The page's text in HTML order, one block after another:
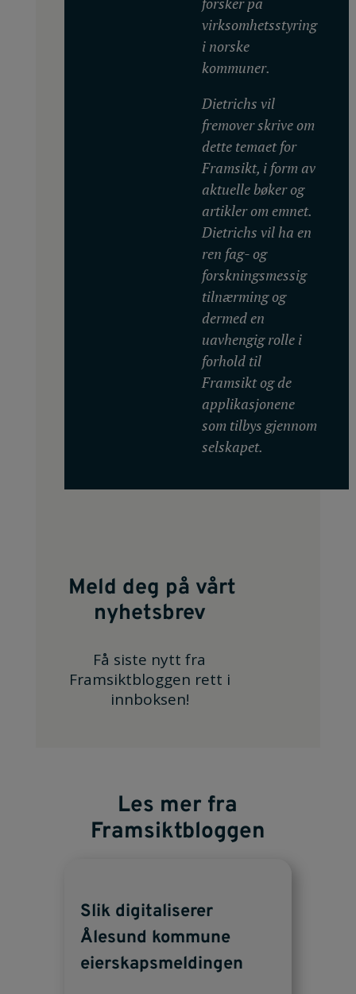
virksomhetsstyring
i norske
kommuner.
Dietrichs vil
fremover skrive om
dette temaet for
Framsikt, i form av
aktuelle bøker og
artikler om emnet.
Dietrichs vil ha en
ren fag- og
forskningsmessig
tilnærming og
dermed en
uavhengig rolle i
forhold til
Framsikt og de
applikasjonene
som tilbys gjennom
selskapet.
Meld deg på vårt
nyhetsbrev
Få siste nytt fra
Framsiktbloggen rett i
innboksen!
Les mer fra
Framsiktbloggen
Slik digitaliserer
Ålesund kommune
eierskapsmeldingen